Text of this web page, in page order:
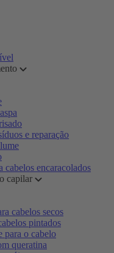
e reparação
cabelos encaracolados
capilar
cabelos secos
pintados
para o cabelo
queratina